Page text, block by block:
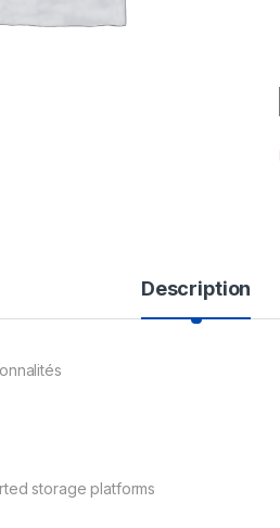
Description
storage platforms